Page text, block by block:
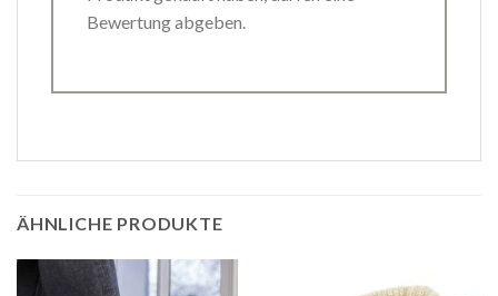
Bewertung abgeben.
ÄHNLICHE PRODUKTE